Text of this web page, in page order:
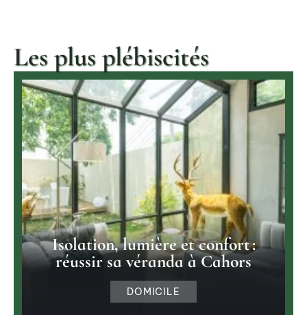
Les plus plébiscités
Isolation, lumière et confort :
réussir sa véranda à Cahors
DOMICILE